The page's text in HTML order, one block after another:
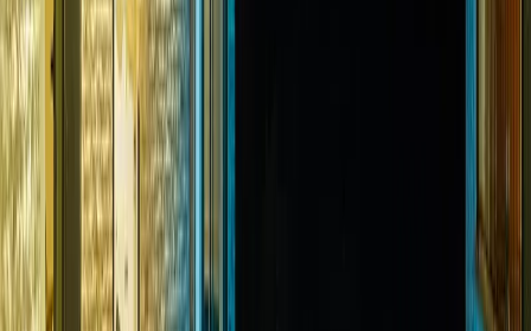
Rezerve Et
Hızlı İletişim
+90(242) 844-3312
info@tatilvillasi.com.tr
Başlangıç Fiyatı
₺6.000 /geceden
başlayan fiyatlarla
Resmi Belge